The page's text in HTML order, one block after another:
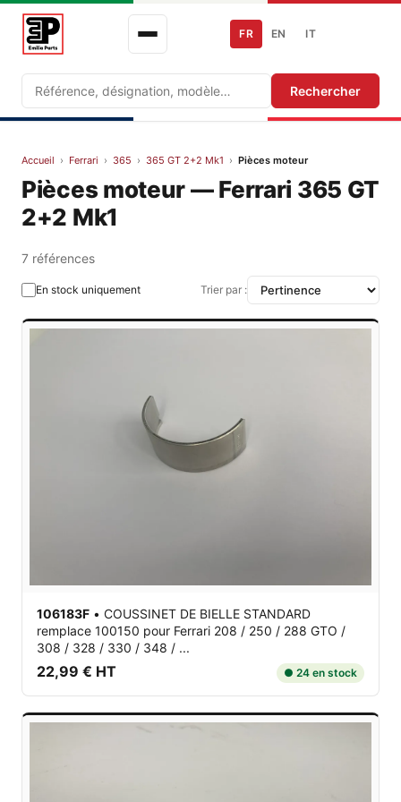
Recherche Rechercher
FR EN IT
Accueil › Ferrari › 365 › 365 GT 2+2 Mk1 › Pièces moteur
Pièces moteur — Ferrari 365 GT
2+2 Mk1
7 références
En stock uniquement Trier par :
106183F • COUSSINET DE BIELLE STANDARD
remplace 100150 pour Ferrari 208 / 250 / 288 GTO /
308 / 328 / 330 / 348 / ...
22,99 € HT ● 24 en stock